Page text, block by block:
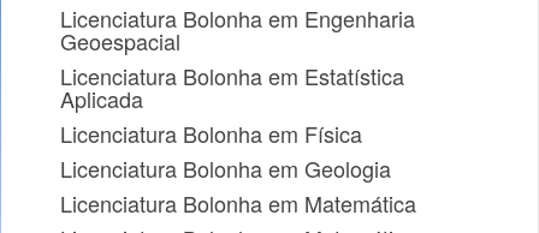
Licenciatura Bolonha em Engenharia
Geoespacial
Licenciatura Bolonha em Estatística
Aplicada
Licenciatura Bolonha em Física
Licenciatura Bolonha em Geologia
Licenciatura Bolonha em Matemática